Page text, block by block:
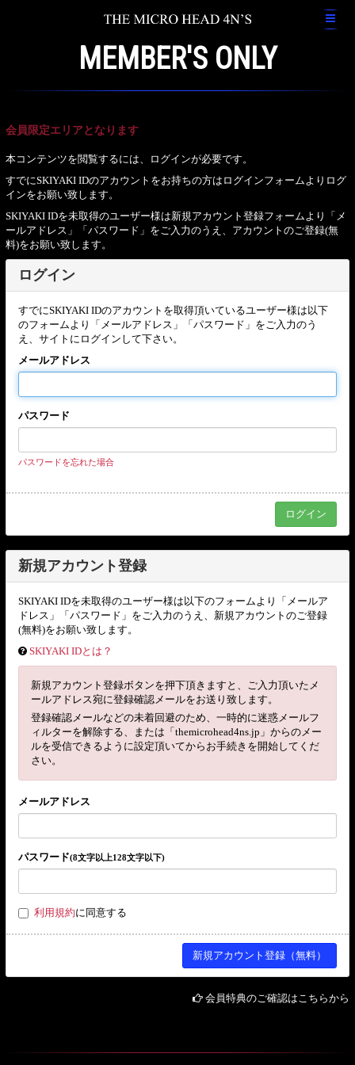
MEMBER'S ONLY
会員限定エリアとなります
本コンテンツを閲覧するには、ログインが必要です。
すでにSKIYAKI IDのアカウントをお持ちの方はログインフォームよりログ
インをお願い致します。
SKIYAKI IDを未取得のユーザー様は新規アカウント登録フォームより「メ
ールアドレス」「パスワード」をご入力のうえ、アカウントのご登録(無
料)をお願い致します。
ログイン
すでにSKIYAKI IDのアカウントを取得頂いているユーザー様は以下
のフォームより「メールアドレス」「パスワード」をご入力のう
え、サイトにログインして下さい。
メールアドレス
パスワード
パスワードを忘れた場合
新規アカウント登録
SKIYAKI IDを未取得のユーザー様は以下のフォームより「メールア
ドレス」「パスワード」をご入力のうえ、新規アカウントのご登録
(無料)をお願い致します。
SKIYAKI IDとは？
新規アカウント登録ボタンを押下頂きますと、ご入力頂いたメ
ールアドレス宛に登録確認メールをお送り致します。
登録確認メールなどの未着回避のため、一時的に迷惑メールフ
ィルターを解除する、または「themicrohead4ns.jp」からのメー
ルを受信できるように設定頂いてからお手続きを開始してくだ
さい。
メールアドレス
パスワード(8文字以上128文字以下)
利用規約に同意する
会員特典のご確認はこちらから